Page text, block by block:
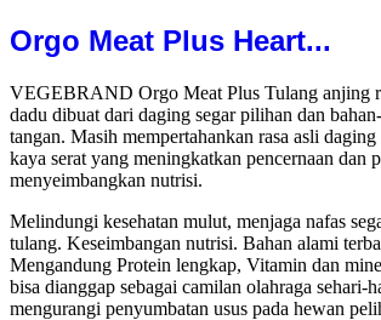
Orgo Meat Plus Heart...
VEGEBRAND Orgo Meat Plus Tulang anjing
dadu dibuat dari daging segar pilihan dan
tangan. Masih mempertahankan rasa asli daging
kaya serat yang meningkatkan pencernaan dan
menyeimbangkan nutrisi.
Melindungi kesehatan mulut, menjaga nafas
tulang. Keseimbangan nutrisi. Bahan alami
Mengandung Protein lengkap, Vitamin dan
bisa dianggap sebagai camilan olahraga sehari-
mengurangi penyumbatan usus pada hewan